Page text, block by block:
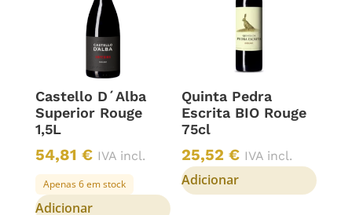
Castello D´Alba
Superior Rouge
1,5L
54,81 € IVA incl.
Apenas 6 em stock
Adicionar
Quinta Pedra
Escrita BIO Rouge
75cl
25,52€ IVA incl.
Adicionar